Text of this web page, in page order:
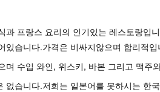
과 프랑스 요리의 인기있는 레스토랑입
있습니다.가격은 비싸지않으며 합리적입
며 수입 와인, 위스키, 바본 그리고 맥주
없습니다.저희는 일본어를 못하시는 한